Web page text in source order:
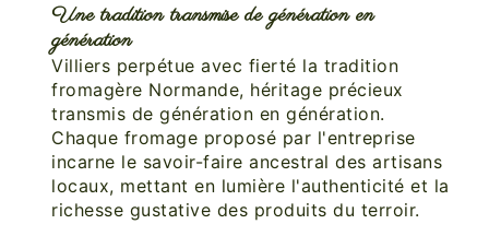
Une tradition transmise de génération en
génération
Villiers perpétue avec fierté la tradition
fromagère Normande, héritage précieux
transmis de génération en génération.
Chaque fromage proposé par l'entreprise
incarne le savoir-faire ancestral des artisans
locaux, mettant en lumière l'authenticité et la
richesse gustative des produits du terroir.